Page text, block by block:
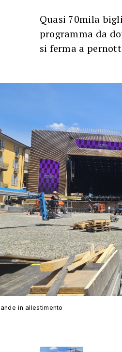
Quasi 70mila
programma da
si ferma a
in allestimento